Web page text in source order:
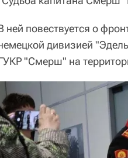
ней повествуется о
дивизией
"Смерш" на